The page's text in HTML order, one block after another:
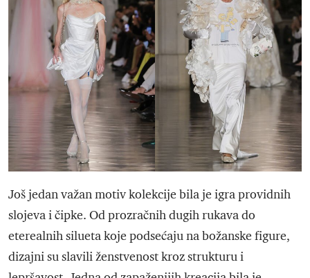
Još jedan važan motiv kolekcije bila je igra providnih
slojeva i čipke. Od prozračnih dugih rukava do
eterealnih silueta koje podsećaju na božanske figure,
dizajni su slavili ženstvenost kroz strukturu i